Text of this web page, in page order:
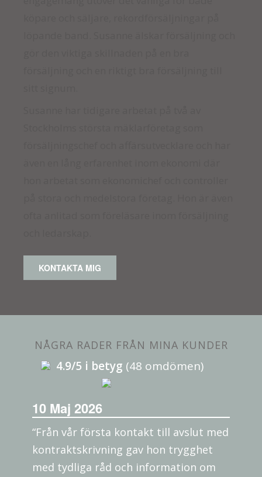
KONTAKTA MIG
NÅGRA RADER FRÅN MINA KUNDER
4.9/5 i betyg (48 omdömen)
10 Maj 2026
“Från vår första kontakt till avslut med
kontraktskrivning gav hon trygghet
med tydliga råd och information om